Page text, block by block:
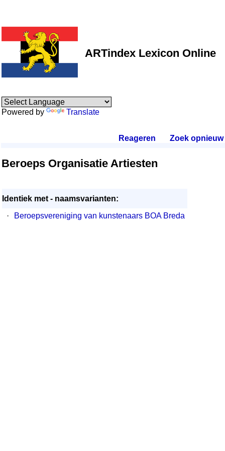
ARTindex Lexicon Online
Powered by Translate
Reageren Zoek opnieuw.
Beroeps Organisatie Artiesten
Identiek met - naamsvarianten:
·
Beroepsvereniging van kunstenaars BOA Breda